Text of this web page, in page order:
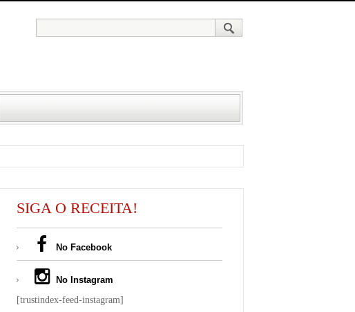
SIGA O RECEITA!
No Facebook
No Instagram
[trustindex-feed-instagram]